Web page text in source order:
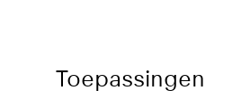
Toepassingen